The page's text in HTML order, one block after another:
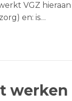
VGZ
en: is…
werken